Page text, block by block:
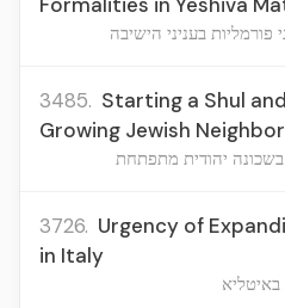
בעניני הישיבה
3485. Starting a Shul
Growing Jewish
יהודית מתפתחת
3726. Urgency of
in Italy